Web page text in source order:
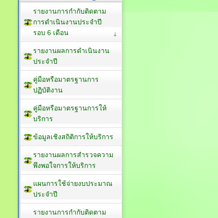
รายงานการกำกับติดตาม
การดำเนินงานประจำปี
รอบ 6 เดือน
รายงานผลการดำเนินงาน
ประจำปี
คู่มือหรือมาตรฐานการ
ปฏิบัติงาน
คู่มือหรือมาตรฐานการให้
บริการ
ข้อมูลเชิงสถิติการให้บริการ
รายงานผลการสำรวจความ
พึงพอใจการให้บริการ
แผนการใช้จ่ายงบประมาณ
ประจำปี
รายงานการกำกับติดตาม